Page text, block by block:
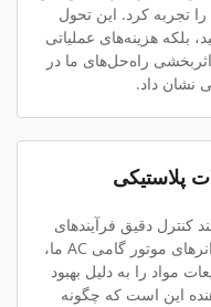
را تجربه کرد. این تحول
بلکه هزینه‌های عملیاتی
راه‌حل‌های ما در
نشان داد.
پلاستیکی
کنترل دقیق فرآیندهای
قالب‌گیری خود بود. پس از انتقال به رانرهای موتور گامی AC ما،
در ضایعات مواد را به دلیل بهبود
این است که چگونه